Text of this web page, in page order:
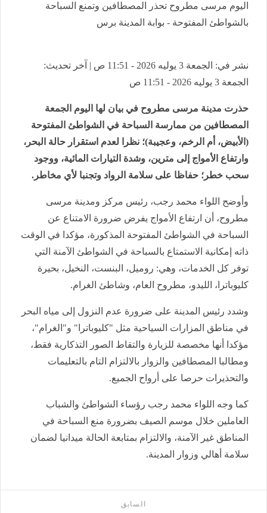
اليوم مرسى مطروح تحذر المصطافين وتمنع السباحة
بالشواطئ المفتوحة - بوابة المدينة برس
نشر في: الجمعة 3 يوليه 2026 - 11:51 ص | آخر تحديث:
الجمعة 3 يوليه 2026 - 11:51 ص
حذرت مدينة مرسى مطروح في بيان لها اليوم الجمعة
المصطافين من ممارسة السباحة في الشواطئ المفتوحة
(الأبيض، أم الرخم، وعجيبة)؛ نظرا لعدم استقرار حالة البحر،
وارتفاع الأمواج إلى مترين، وشدة التيارات المائية، ووجود
سحب خطر؛ حفاظا على سلامة الرواد وتجنبا لأي مخاطر.
وأوضح اللواء محمد رجب، رئيس مركز ومدينة مرسى
مطروح، أن ارتفاع الأمواج يفرض ضرورة الامتناع عن
السباحة في الشواطئ المفتوحة المذكورة، مؤكدا في الوقت
ذاته إمكانية الاستمتاع بالسباحة في الشواطئ الآمنة التي
توفر كل الخدمات، وهي: روميل، البنست، النخيل، بحيرة
كليوباترا، الليدو، مطروح العام، وشاطئ الغرام.
وشدد رئيس المدينة على ضرورة عدم النزول إلى مياه البحر
في مناطق المزارات السياحية مثل "كليوباترا" و"الغرام"،
مؤكدا أنها مخصصة للزيارة والتقاط الصور التذكارية فقط،
ومطالبا المصطافين والزوار بالالتزام التام بالتعليمات
والتحذيرات حرصا على أرواح الجميع.
كما وجه اللواء محمد رجب رؤساء الشواطئ والشباب
العاملين خلال موسم الصيف بضرورة منع السباحة في
المناطق غير الآمنة، والالتزام بمتابعة الحالة ميدانيا لضمان
سلامة أهالي وزوار المدينة.
السابق